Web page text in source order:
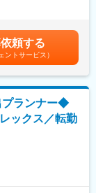
管理 等
クション
ンツを制作して
、刺激的な経験を
ティブ支給：原則
て支給賃金はあ
る可能性があり
。
頼する
ントサービス）
プランナー◆
ックス／転勤